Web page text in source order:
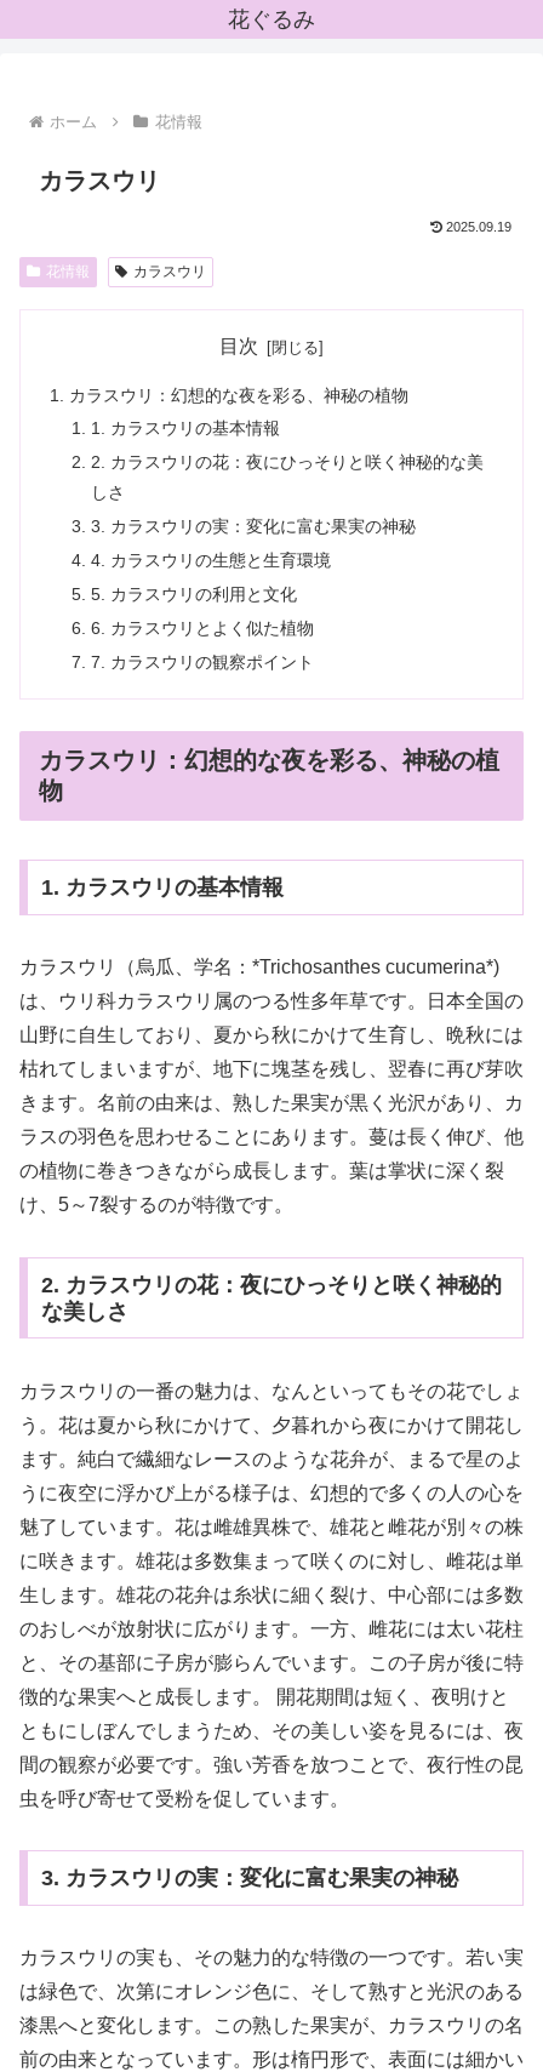
花ぐるみ
ホーム 花情報
カラスウリ
2025.09.19
花情報 カラスウリ
目次
カラスウリ：幻想的な夜を彩る、神秘の植物
1. カラスウリの基本情報
2. カラスウリの花：夜にひっそりと咲く神秘的な美
しさ
3. カラスウリの実：変化に富む果実の神秘
4. カラスウリの生態と生育環境
5. カラスウリの利用と文化
6. カラスウリとよく似た植物
7. カラスウリの観察ポイント
カラスウリ：幻想的な夜を彩る、神秘の植
物
1. カラスウリの基本情報
カラスウリ（烏瓜、学名：*Trichosanthes cucumerina*)
は、ウリ科カラスウリ属のつる性多年草です。日本全国の
山野に自生しており、夏から秋にかけて生育し、晩秋には
枯れてしまいますが、地下に塊茎を残し、翌春に再び芽吹
きます。名前の由来は、熟した果実が黒く光沢があり、カ
ラスの羽色を思わせることにあります。蔓は長く伸び、他
の植物に巻きつきながら成長します。葉は掌状に深く裂
け、5～7裂するのが特徴です。
2. カラスウリの花：夜にひっそりと咲く神秘的
な美しさ
カラスウリの一番の魅力は、なんといってもその花でしょ
う。花は夏から秋にかけて、夕暮れから夜にかけて開花し
ます。純白で繊細なレースのような花弁が、まるで星のよ
うに夜空に浮かび上がる様子は、幻想的で多くの人の心を
魅了しています。花は雌雄異株で、雄花と雌花が別々の株
に咲きます。雄花は多数集まって咲くのに対し、雌花は単
生します。雄花の花弁は糸状に細く裂け、中心部には多数
のおしべが放射状に広がります。一方、雌花には太い花柱
と、その基部に子房が膨らんでいます。この子房が後に特
徴的な果実へと成長します。 開花期間は短く、夜明けと
ともにしぼんでしまうため、その美しい姿を見るには、夜
間の観察が必要です。強い芳香を放つことで、夜行性の昆
虫を呼び寄せて受粉を促しています。
3. カラスウリの実：変化に富む果実の神秘
カラスウリの実も、その魅力的な特徴の一つです。若い実
は緑色で、次第にオレンジ色に、そして熟すと光沢のある
漆黒へと変化します。この熟した果実が、カラスウリの名
前の由来となっています。形は楕円形で、表面には細かい